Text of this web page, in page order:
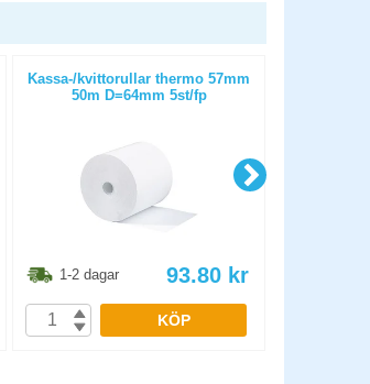
Kassa-/kvittorullar thermo 57mm
50m D=64mm 5st/fp
1-2 dagar 93.80 kr
KÖP